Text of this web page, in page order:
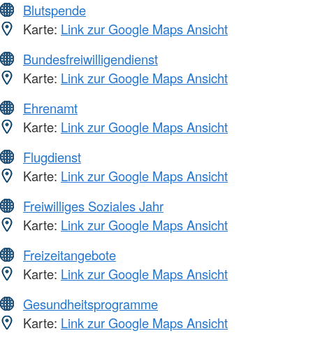
Blutspende
Karte: Link zur Google Maps Ansicht
Bundesfreiwilligendienst
Karte: Link zur Google Maps Ansicht
Ehrenamt
Karte: Link zur Google Maps Ansicht
Flugdienst
Karte: Link zur Google Maps Ansicht
Freiwilliges Soziales Jahr
Karte: Link zur Google Maps Ansicht
Freizeitangebote
Karte: Link zur Google Maps Ansicht
Gesundheitsprogramme
Karte: Link zur Google Maps Ansicht